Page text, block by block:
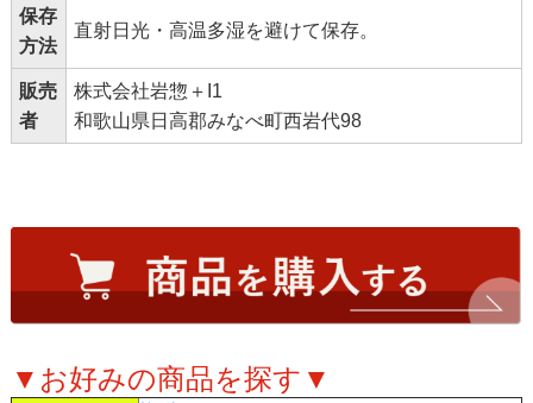
保存
方法
直射日光・高温多湿を避けて保存。
販売
者
株式会社岩惣＋I1
和歌山県日高郡みなべ町西岩代98
▼お好みの商品を探す▼